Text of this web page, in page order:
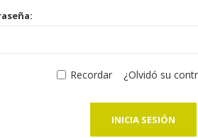
Recordar ¿Olvidó su
INICIA SESIÓN